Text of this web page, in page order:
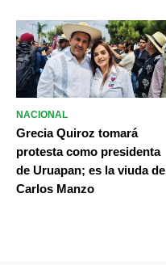
NACIONAL
Grecia Quiroz tomará
protesta como presidenta
de Uruapan; es la viuda de
Carlos Manzo